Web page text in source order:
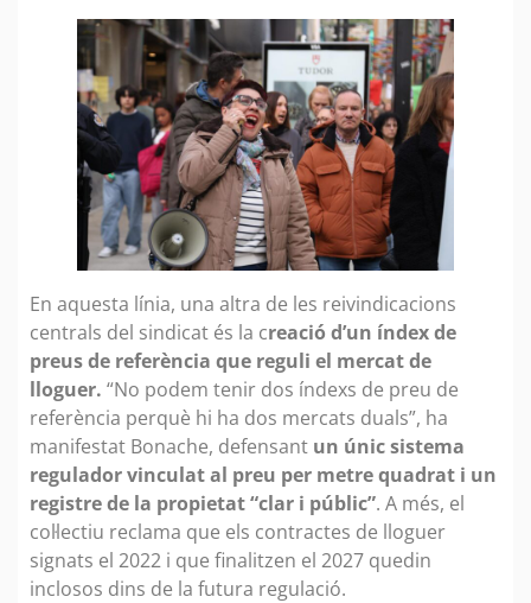
En aquesta línia, una altra de les reivindicacions
centrals del sindicat és la creació d’un índex de
preus de referència que reguli el mercat de
lloguer. “No podem tenir dos índexs de preu de
referència perquè hi ha dos mercats duals”, ha
manifestat Bonache, defensant un únic sistema
regulador vinculat al preu per metre quadrat i un
registre de la propietat “clar i públic”. A més, el
col·lectiu reclama que els contractes de lloguer
signats el 2022 i que finalitzen el 2027 quedin
inclosos dins de la futura regulació.